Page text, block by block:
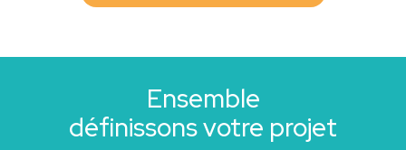
Ensemble
définissons votre projet